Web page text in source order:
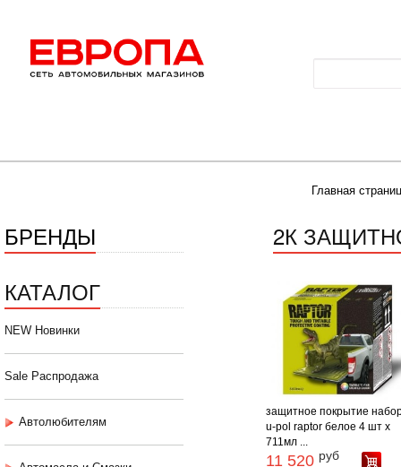
Главная
БРЕНДЫ
КАТАЛОГ
NEW Новинки
Sale Распродажа
Автолюбителям
2К
защитное покрытие
u-pol raptor белое 4 шт х
711мл ...
11 520 руб